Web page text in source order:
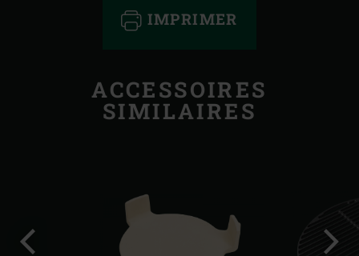
IMPRIMER
ACCESSOIRES
SIMILAIRES